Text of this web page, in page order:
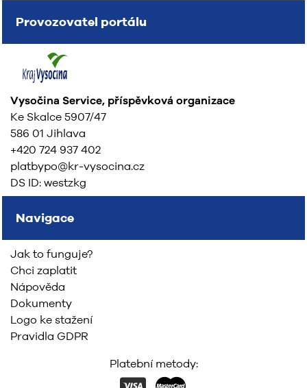
Provozovatel portálu
Vysočina Service, příspěvková organizace
Ke Skalce 5907/47
586 01 Jihlava
+420 724 937 402
platbypo@kr-vysocina.cz
DS ID: westzkg
Navigace
Jak to funguje?
Chci zaplatit
Nápověda
Dokumenty
Logo ke stažení
Pravidla GDPR
Platební metody: